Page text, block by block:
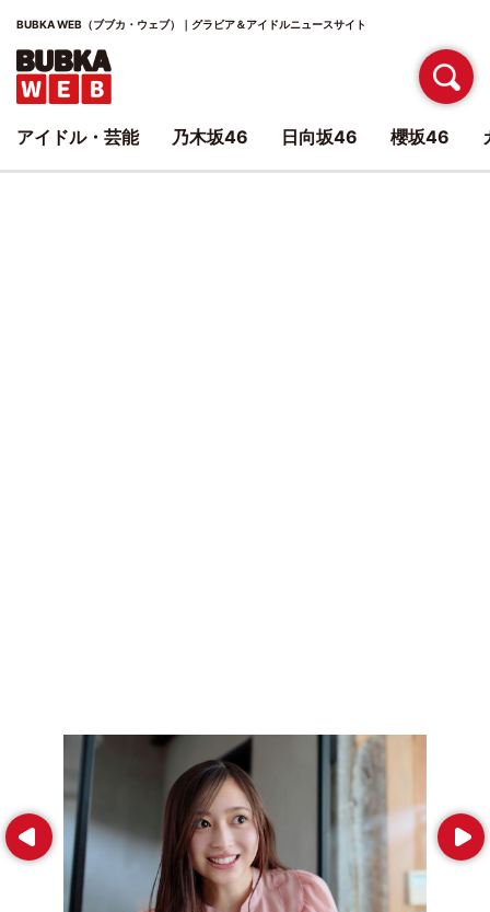
BUBKA WEB（ブブカ・ウェブ）｜グラビア＆アイドルニュースサイト
Prev Next
アイドル・芸能 乃木坂46 日向坂46 櫻坂46